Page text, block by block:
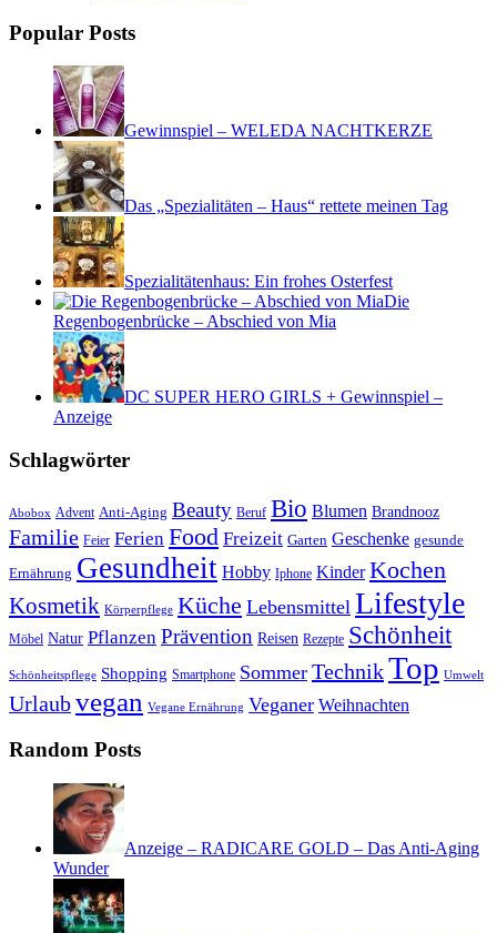
Popular Posts
Gewinnspiel – WELEDA NACHTKERZE
Das „Spezialitäten – Haus“ rettete meinen Tag
Spezialitätenhaus: Ein frohes Osterfest
Die
Regenbogenbrücke – Abschied von Mia
DC SUPER HERO GIRLS + Gewinnspiel –
Anzeige
Schlagwörter
Abobox Advent Anti-Aging Beauty Beruf Bio Blumen Brandnooz
Familie Feier Ferien Food Freizeit Garten Geschenke gesunde
Ernährung Gesundheit Hobby Iphone Kinder Kochen
Kosmetik Körperpflege Küche Lebensmittel Lifestyle
Möbel Natur Pflanzen Prävention Reisen Rezepte Schönheit
Schönheitspflege Shopping Smartphone Sommer TechnikTop Umwelt
Urlaubvegan Vegane Ernährung Veganer Weihnachten
Random Posts
Anzeige – RADICARE GOLD – Das Anti-Aging
Wunder